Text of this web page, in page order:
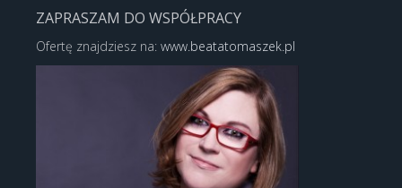
ZAPRASZAM DO WSPÓŁPRACY
Ofertę znajdziesz na: www.beatatomaszek.pl